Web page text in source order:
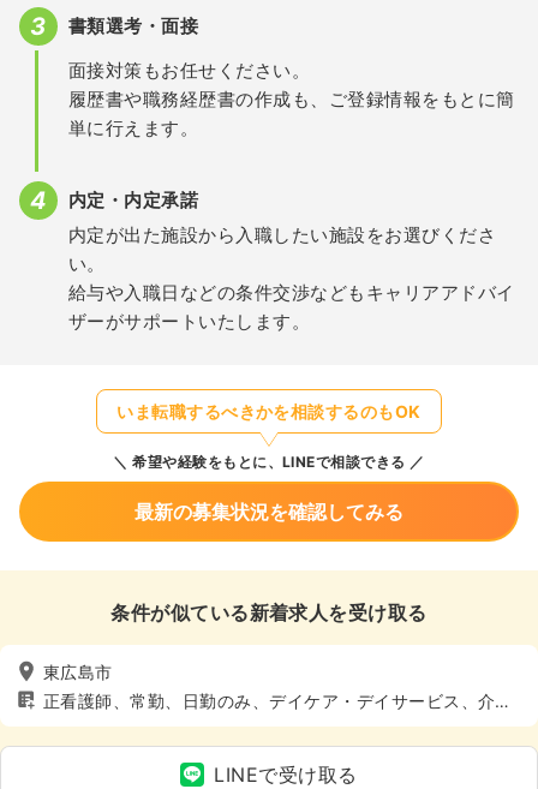
書類選考・面接
面接対策もお任せください。
履歴書や職務経歴書の作成も、ご登録情報をもとに簡
単に行えます。
内定・内定承諾
内定が出た施設から入職したい施設をお選びくださ
い。
給与や入職日などの条件交渉などもキャリアアドバイ
ザーがサポートいたします。
いま転職するべきかを相談するのもOK
希望や経験をもとに、LINEで相談できる
最新の募集状況を確認してみる
条件が似ている新着求人を受け取る
東広島市
正看護師、常勤、日勤のみ、デイケア・デイサービス、介
護・福祉系
LINEで受け取る